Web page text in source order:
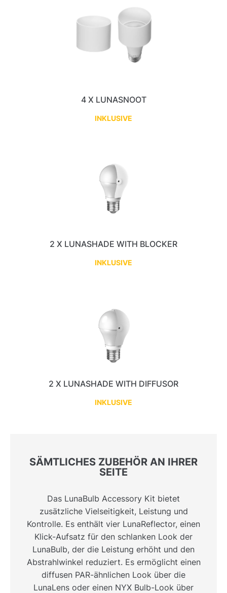
4 X LUNASNOOT
INKLUSIVE
2 X LUNASHADE WITH BLOCKER
INKLUSIVE
2 X LUNASHADE WITH DIFFUSOR
INKLUSIVE
SÄMTLICHES ZUBEHÖR AN IHRER
SEITE
Das LunaBulb Accessory Kit bietet
zusätzliche Vielseitigkeit, Leistung und
Kontrolle. Es enthält vier LunaReflector, einen
Klick-Aufsatz für den schlanken Look der
LunaBulb, der die Leistung erhöht und den
Abstrahlwinkel reduziert. Es ermöglicht einen
diffusen PAR-ähnlichen Look über die
LunaLens oder einen NYX Bulb-Look über